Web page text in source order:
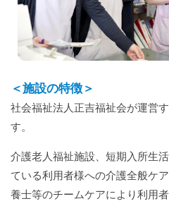
＜施設の特徴＞
社会福祉法人正吉福祉会が運営
す。
介護老人福祉施設、短期入所生
ている利用者様への介護全般ケ
養士等のチームケアにより利用